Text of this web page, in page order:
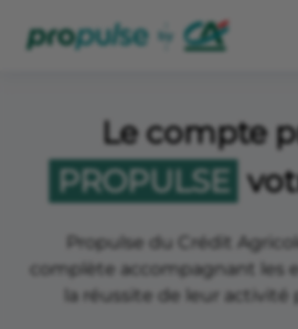
Le compte
PROPULSE
Propulse du Crédit
complète accompagnant les
la réussite de leur activité